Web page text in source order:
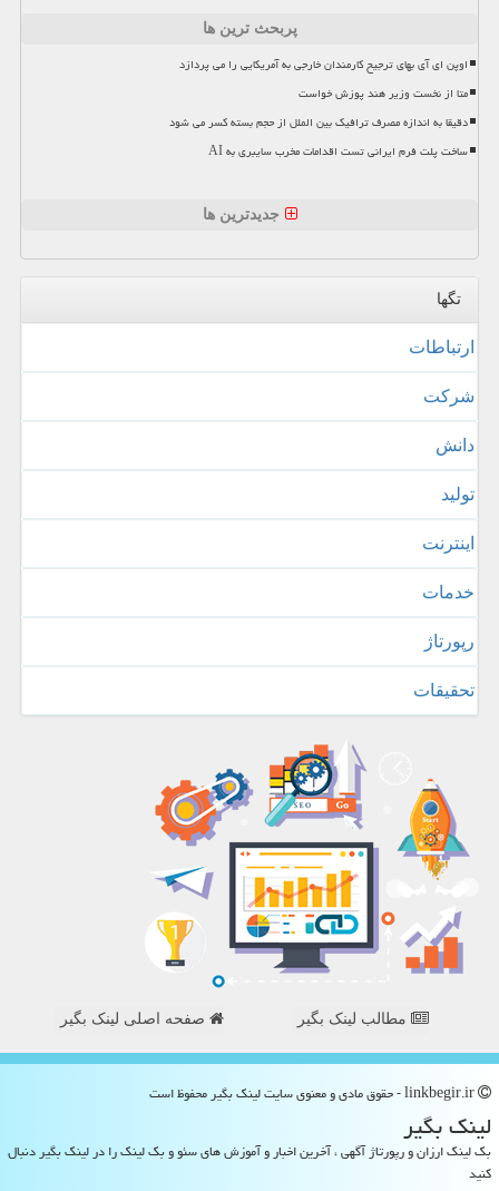
پربحث ترین ها
اوپن ای آی بهای ترجیح کارمندان خارجی به آمریکایی را می پردازد
متا از نخست وزیر هند پوزش خواست
دقیقا به اندازه مصرف ترافیک بین الملل از حجم بسته کسر می شود
ساخت پلت فرم ایرانی تست اقدامات مخرب سایبری به AI
جدیدترین ها
تگها
ارتباطات
شركت
دانش
تولید
اینترنت
خدمات
رپورتاژ
تحقیقات
مطالب لینک بگیر صفحه اصلی لینک بگیر
لینك بگیر
بک لینک ارزان و رپورتاژ آگهی ، آخرین اخبار و آموزش های سئو و بک لینک را در لینک بگیر دنبال
کنید